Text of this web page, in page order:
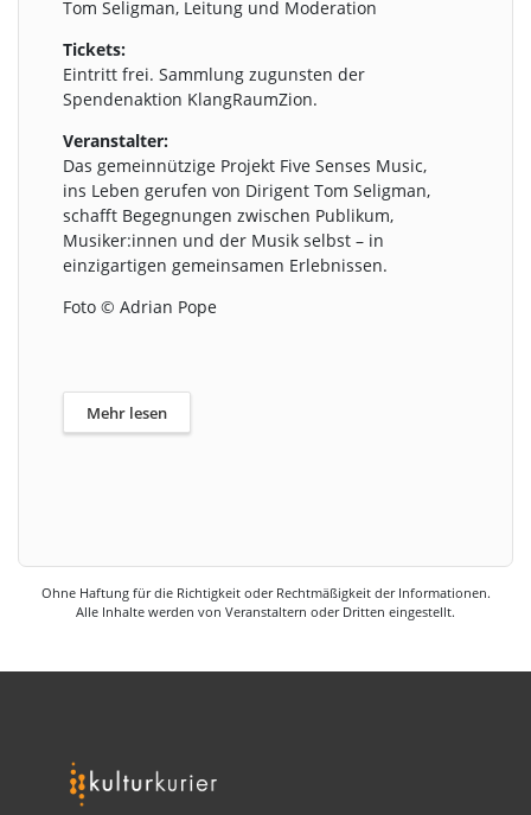
Tom Seligman, Leitung und Moderation
Tickets:
Eintritt frei. Sammlung zugunsten der
Spendenaktion KlangRaumZion.
Veranstalter:
Das gemeinnützige Projekt Five Senses Music,
ins Leben gerufen von Dirigent Tom Seligman,
schafft Begegnungen zwischen Publikum,
Musiker:innen und der Musik selbst – in
einzigartigen gemeinsamen Erlebnissen.
Foto © Adrian Pope
Mehr lesen
Ohne Haftung für die Richtigkeit oder Rechtmäßigkeit der Informationen.
Alle Inhalte werden von Veranstaltern oder Dritten eingestellt.